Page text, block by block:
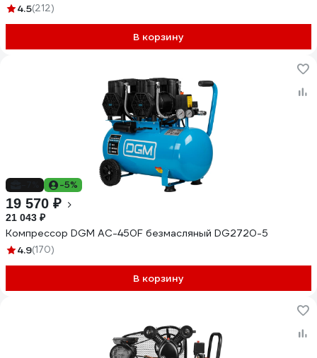
4.5(212)
В корзину
-5%
19 570 ₽
21 043 ₽
Компрессор DGM AC-450F безмасляный DG2720-5
4.9(170)
В корзину